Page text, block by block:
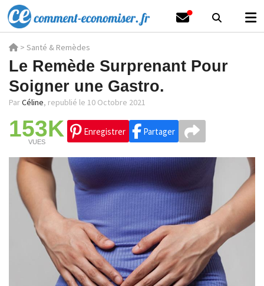
> Santé & Remèdes
Le Remède Surprenant Pour
Soigner une Gastro.
ParCéline, republié le 10 Octobre 2021
153K
VUES
Enregistrer Partager